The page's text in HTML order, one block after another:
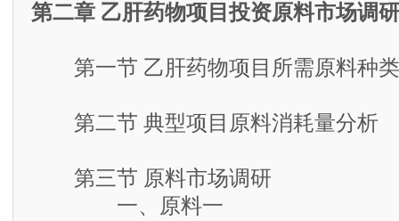
第二章 乙肝药物项目投资原料市场调研
第一节 乙肝药物项目所需原料种
第二节 典型项目原料消耗量分析
第三节 原料市场调研
一、原料一